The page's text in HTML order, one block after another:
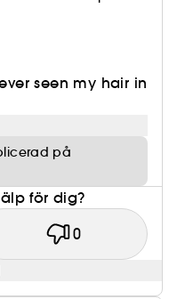
seen my hair in
på
för dig?
0